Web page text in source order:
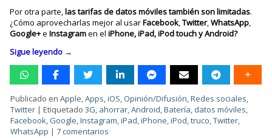
Por otra parte, las tarifas de datos móviles también son limitadas.
¿Cómo aprovecharlas mejor al usarFacebook,Twitter,WhatsApp,
Google+eInstagramen eliPhone, iPad, iPod touch y Android?
Sigue leyendo →
Publicado en Apple,Apps,iOS, Opinión/Difusión,Redes sociales,
Twitter |Etiquetado 3G, ahorrar,Android,Batería, datos móviles,
Facebook, Google,Instagram,iPad,iPhone,iPod,truco,Twitter,
WhatsApp |7 comentarios